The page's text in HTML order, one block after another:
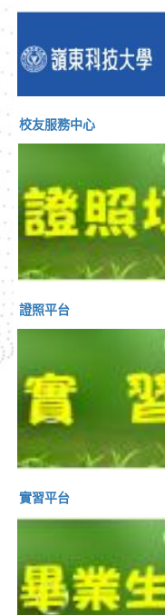
校友服務中心
證照平台
實習平台